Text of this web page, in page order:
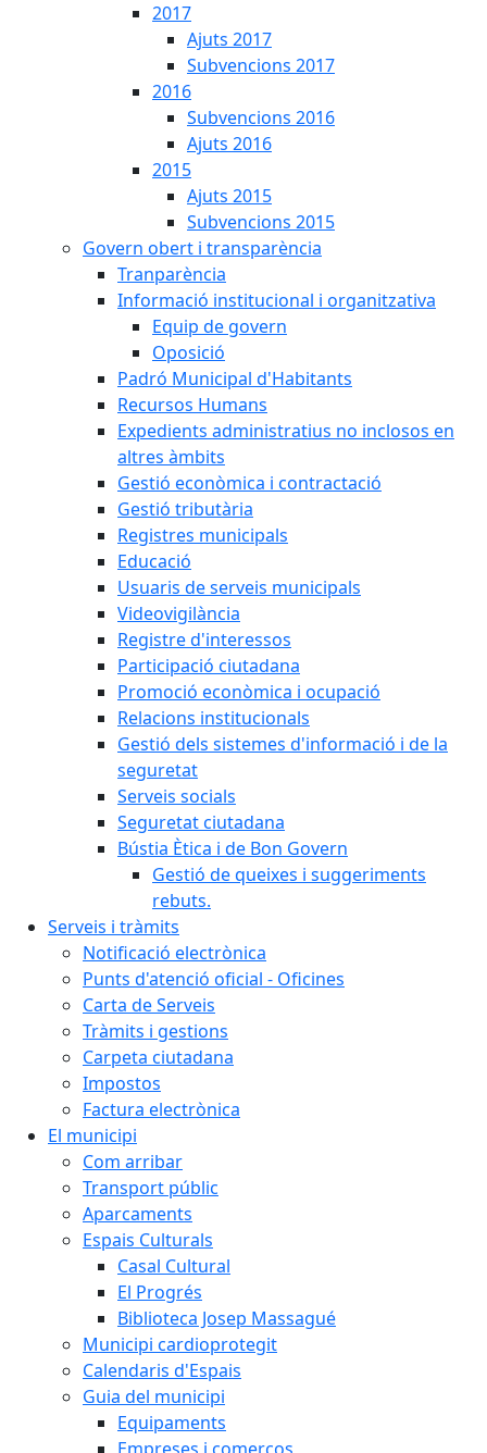
2017
Ajuts 2017
Subvencions 2017
2016
Subvencions 2016
Ajuts 2016
2015
Ajuts 2015
Subvencions 2015
Govern obert i transparència
Tranparència
Informació institucional i organitzativa
Equip de govern
Oposició
Padró Municipal d'Habitants
Recursos Humans
Expedients administratius no inclosos en
altres àmbits
Gestió econòmica i contractació
Gestió tributària
Registres municipals
Educació
Usuaris de serveis municipals
Videovigilància
Registre d'interessos
Participació ciutadana
Promoció econòmica i ocupació
Relacions institucionals
Gestió dels sistemes d'informació i de la
seguretat
Serveis socials
Seguretat ciutadana
Bústia Ètica i de Bon Govern
Gestió de queixes i suggeriments
rebuts.
Serveis i tràmits
Notificació electrònica
Punts d'atenció oficial - Oficines
Carta de Serveis
Tràmits i gestions
Carpeta ciutadana
Impostos
Factura electrònica
El municipi
Com arribar
Transport públic
Aparcaments
Espais Culturals
Casal Cultural
El Progrés
Biblioteca Josep Massagué
Municipi cardioprotegit
Calendaris d'Espais
Guia del municipi
Equipaments